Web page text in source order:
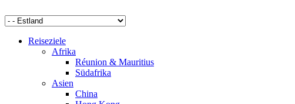
Reiseziele
Afrika
Réunion & Mauritius
Südafrika
Asien
China